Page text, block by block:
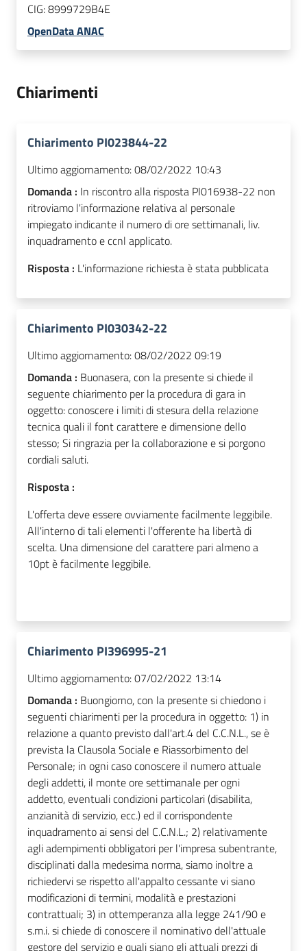
CIG:8999729B4E
OpenData ANAC
Chiarimenti
Chiarimento PI023844-22
Ultimo aggiornamento:08/02/2022 10:43
Domanda : In riscontro alla risposta PI016938-22 non
ritroviamo l'informazione relativa al personale
impiegato indicante il numero di ore settimanali, liv.
inquadramento e ccnl applicato.
Risposta : L'informazione richiesta è stata pubblicata
Chiarimento PI030342-22
Ultimo aggiornamento:08/02/2022 09:19
Domanda : Buonasera, con la presente si chiede il
seguente chiarimento per la procedura di gara in
oggetto: conoscere i limiti di stesura della relazione
tecnica quali il font carattere e dimensione dello
stesso; Si ringrazia per la collaborazione e si porgono
cordiali saluti.
Risposta :
L'offerta deve essere ovviamente facilmente leggibile.
All'interno di tali elementi l'offerente ha libertà di
scelta. Una dimensione del carattere pari almeno a
10pt è facilmente leggibile.
Chiarimento PI396995-21
Ultimo aggiornamento:07/02/2022 13:14
Domanda : Buongiorno, con la presente si chiedono i
seguenti chiarimenti per la procedura in oggetto: 1) in
relazione a quanto previsto dall'art.4 del C.C.N.L., se è
prevista la Clausola Sociale e Riassorbimento del
Personale; in ogni caso conoscere il numero attuale
degli addetti, il monte ore settimanale per ogni
addetto, eventuali condizioni particolari (disabilita,
anzianità di servizio, ecc.) ed il corrispondente
inquadramento ai sensi del C.C.N.L.; 2) relativamente
agli adempimenti obbligatori per l'impresa subentrante,
disciplinati dalla medesima norma, siamo inoltre a
richiedervi se rispetto all'appalto cessante vi siano
modificazioni di termini, modalità e prestazioni
contrattuali; 3) in ottemperanza alla legge 241/90 e
s.m.i. si chiede di conoscere il nominativo dell'attuale
gestore del servizio e quali siano gli attuali prezzi di